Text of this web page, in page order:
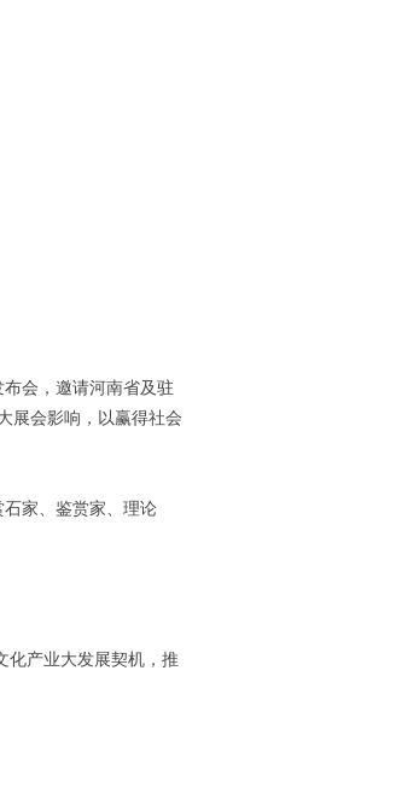
会，邀请河南省及驻
展会影响，以赢得社会
家、鉴赏家、理论
产业大发展契机，推